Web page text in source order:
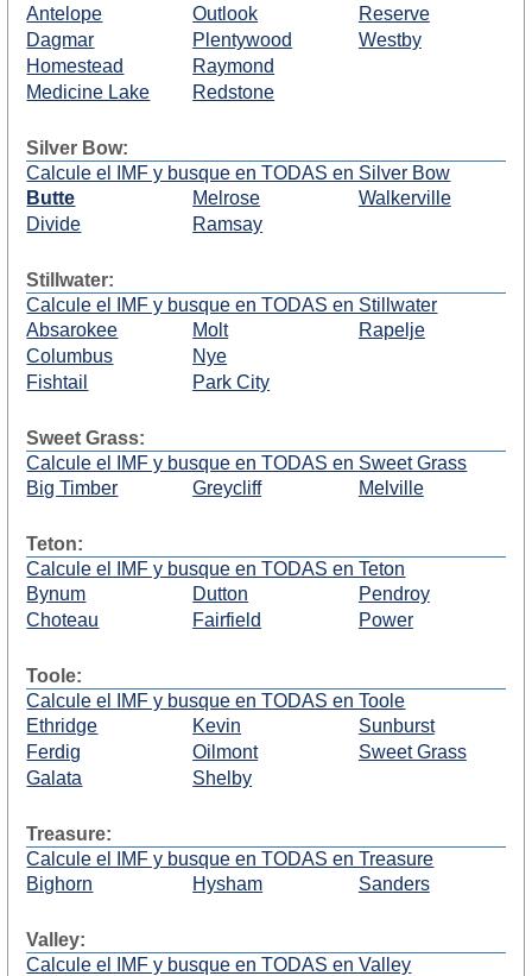
Antelope
Dagmar
Homestead
Medicine Lake
Outlook
Plentywood
Raymond
Redstone
Reserve
Westby
Silver Bow:
Calcule el IMF y busque en TODAS en Silver Bow
Butte
Divide
Melrose
Ramsay
Walkerville
Stillwater:
Calcule el IMF y busque en TODAS en Stillwater
Absarokee
Columbus
Fishtail
Molt
Nye
Park City
Rapelje
Sweet Grass:
Calcule el IMF y busque en TODAS en Sweet Grass
Big Timber
Greycliff Melville
Teton:
Calcule el IMF y busque en TODAS en Teton
Bynum
Choteau
Dutton
Fairfield
Pendroy
Power
Toole:
Calcule el IMF y busque en TODAS en Toole
Ethridge
Ferdig
Galata
Kevin
Oilmont
Shelby
Sunburst
Sweet Grass
Treasure:
Calcule el IMF y busque en TODAS en Treasure
Bighorn
Hysham Sanders
Valley:
Calcule el IMF y busque en TODAS en Valley